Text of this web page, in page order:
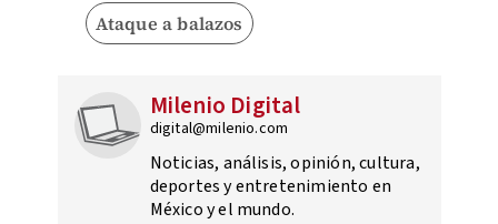
Ataque a balazos
Milenio Digital
digital@milenio.com
Noticias, análisis, opinión, cultura,
deportes y entretenimiento en
México y el mundo.